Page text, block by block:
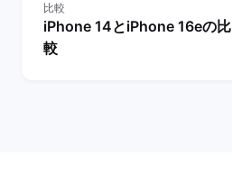
比較
iPhone 14とiPhone 16eの比
較